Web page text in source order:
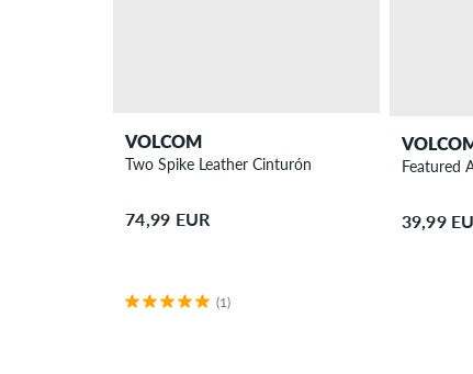
VOLCOM
Two Spike Leather Cinturón
74,99 EUR
(1)
Featured
39,99